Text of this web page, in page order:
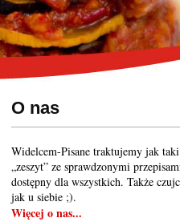
O nas
Widelcem-Pisane traktujemy jak taki
„zeszyt” ze sprawdzonymi
dostępny dla wszystkich. Także
jak u siebie ;).
Więcej o nas...